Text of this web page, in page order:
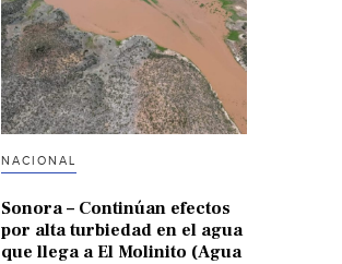
NACIONAL
Sonora – Continúan efectos
por alta turbiedad en el agua
que llega a El Molinito (Agua